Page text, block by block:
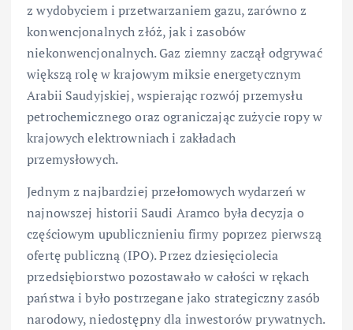
z wydobyciem i przetwarzaniem gazu, zarówno z
konwencjonalnych złóż, jak i zasobów
niekonwencjonalnych. Gaz ziemny zaczął odgrywać
większą rolę w krajowym miksie energetycznym
Arabii Saudyjskiej, wspierając rozwój przemysłu
petrochemicznego oraz ograniczając zużycie ropy w
krajowych elektrowniach i zakładach
przemysłowych.
Jednym z najbardziej przełomowych wydarzeń w
najnowszej historii Saudi Aramco była decyzja o
częściowym upublicznieniu firmy poprzez pierwszą
ofertę publiczną (IPO). Przez dziesięciolecia
przedsiębiorstwo pozostawało w całości w rękach
państwa i było postrzegane jako strategiczny zasób
narodowy, niedostępny dla inwestorów prywatnych.